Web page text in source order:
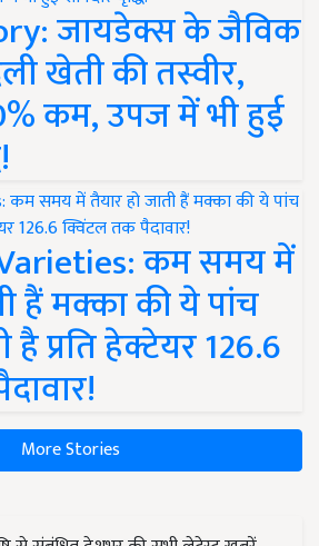
जायडेक्स के जैविक
खेती की तस्वीर,
कम, उपज में भी हुई
कम समय में
हैं मक्का की ये पांच
प्रति हेक्टेयर 126.6
More Stories